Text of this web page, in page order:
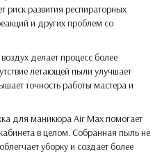
риск развития респираторных
и других проблем со
делает процесс более
летающей пыли улучшает
точность работы мастера и
для маникюра Air Max помогает
в целом. Собранная пыль не
уборку и создает более